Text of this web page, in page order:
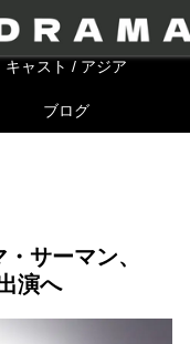
キャスト/海外
キャスト / アジア
ブログ
サーマン、
演へ